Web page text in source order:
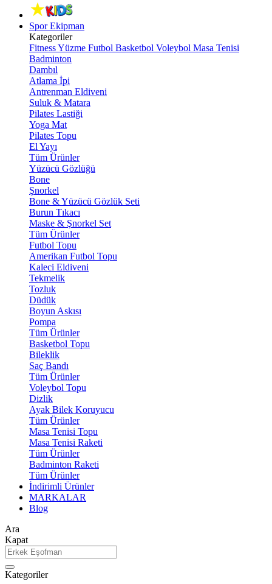
Spor Ekipman
Kategoriler
FitnessYüzme Futbol Basketbol Voleybol Masa Tenisi
Badminton
Dambıl
Atlama İpi
Antrenman Eldiveni
Suluk & Matara
Pilates Lastiği
Yoga Mat
Pilates Topu
El Yayı
Tüm Ürünler
Yüzücü Gözlüğü
Bone
Şnorkel
Bone & Yüzücü Gözlük Seti
Burun Tıkacı
Maske & Şnorkel Set
Tüm Ürünler
Futbol Topu
Amerikan Futbol Topu
Kaleci Eldiveni
Tekmelik
Tozluk
Düdük
Boyun Askısı
Pompa
Tüm Ürünler
Basketbol Topu
Bileklik
Saç Bandı
Tüm Ürünler
Voleybol Topu
Dizlik
Ayak Bilek Koruyucu
Tüm Ürünler
Masa Tenisi Topu
Masa Tenisi Raketi
Tüm Ürünler
Badminton Raketi
Tüm Ürünler
İndirimli Ürünler
MARKALAR
Blog
Ara
Kapat
Kategoriler